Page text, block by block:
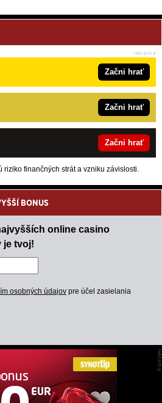
Začni hrať
Začni hrať
Začni hrať
riziko finančných strát a vzniku závislosti.
BONUS
online casino
je tvoj!
osobných údajov pre účel zasielania